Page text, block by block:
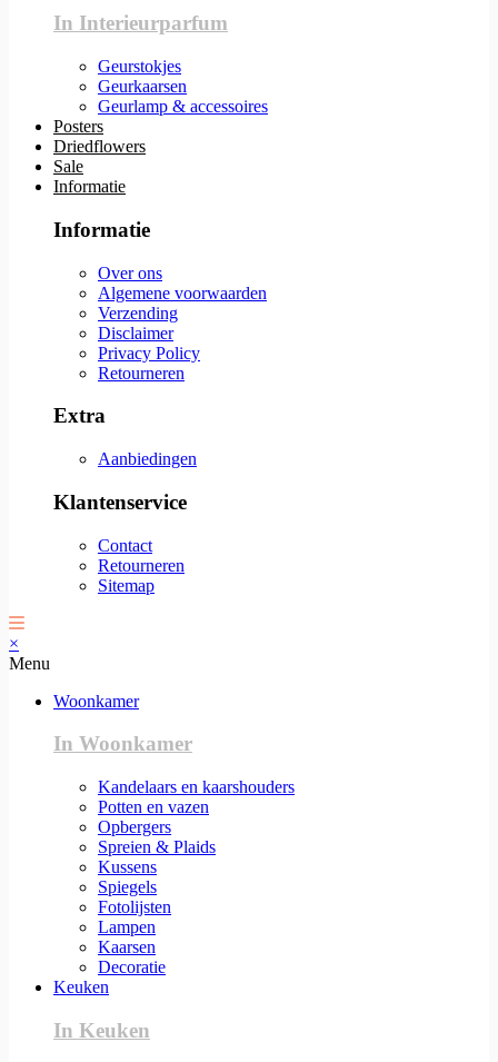
In Interieurparfum
Geurstokjes
Geurkaarsen
Geurlamp & accessoires
Posters
Driedflowers
Sale
Informatie
Informatie
Over ons
Algemene voorwaarden
Verzending
Disclaimer
Privacy Policy
Retourneren
Extra
Aanbiedingen
Klantenservice
Contact
Retourneren
Sitemap
×
Menu
Woonkamer
In Woonkamer
Kandelaars en kaarshouders
Potten en vazen
Opbergers
Spreien & Plaids
Kussens
Spiegels
Fotolijsten
Lampen
Kaarsen
Decoratie
Keuken
In Keuken